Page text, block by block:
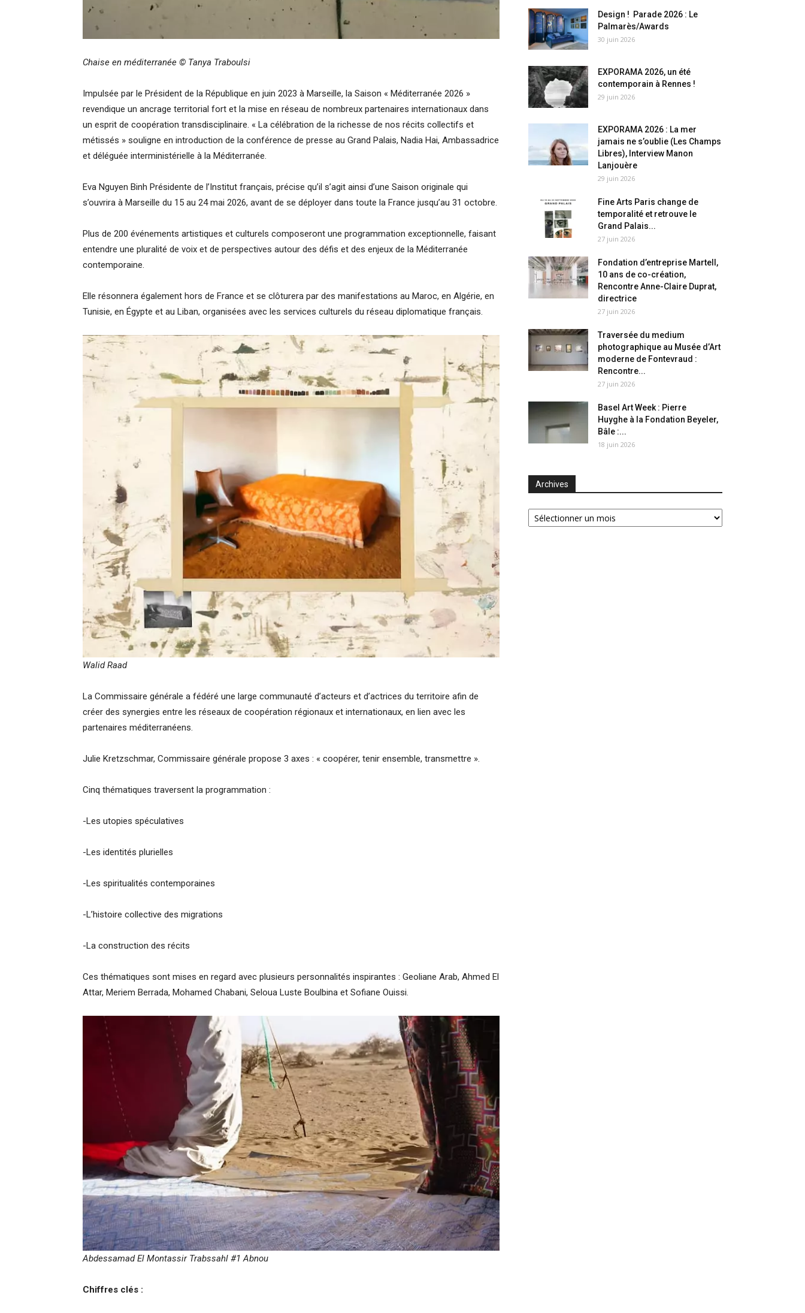
Chaise en méditerranée © Tanya Traboulsi
Impulsée par le Président de la République en juin 2023 à Marseille, la Saison « Méditerranée 2026 »
revendique un ancrage territorial fort et la mise en réseau de nombreux partenaires internationaux dans
un esprit de coopération transdisciplinaire. « La célébration de la richesse de nos récits collectifs et
métissés » souligne en introduction de la conférence de presse au Grand Palais, Nadia Hai, Ambassadrice
et déléguée interministérielle à la Méditerranée.
Eva Nguyen Binh Présidente de l’Institut français, précise qu’il s’agit ainsi d’une Saison originale qui
s’ouvrira à Marseille du 15 au 24 mai 2026, avant de se déployer dans toute la France jusqu’au 31 octobre.
Plus de 200 événements artistiques et culturels composeront une programmation exceptionnelle, faisant
entendre une pluralité de voix et de perspectives autour des défis et des enjeux de la Méditerranée
contemporaine.
Elle résonnera également hors de France et se clôturera par des manifestations au Maroc, en Algérie, en
Tunisie, en Égypte et au Liban, organisées avec les services culturels du réseau diplomatique français.
Walid Raad
La Commissaire générale a fédéré une large communauté d’acteurs et d’actrices du territoire afin de
créer des synergies entre les réseaux de coopération régionaux et internationaux, en lien avec les
partenaires méditerranéens.
Julie Kretzschmar, Commissaire générale propose 3 axes : « coopérer, tenir ensemble, transmettre ».
Cinq thématiques traversent la programmation :
-Les utopies spéculatives
-Les identités plurielles
-Les spiritualités contemporaines
-L’histoire collective des migrations
-La construction des récits
Ces thématiques sont mises en regard avec plusieurs personnalités inspirantes : Geoliane Arab, Ahmed El
Attar, Meriem Berrada, Mohamed Chabani, Seloua Luste Boulbina et Sofiane Ouissi.
Abdessamad El Montassir Trabssahl #1 Abnou
Chiffres clés :
Design ! Parade 2026 : Le
Palmarès/Awards
30 juin 2026
EXPORAMA 2026, un été
contemporain à Rennes !
29 juin 2026
EXPORAMA 2026 : La mer
jamais ne s’oublie (Les Champs
Libres), Interview Manon
Lanjouère
29 juin 2026
Fine Arts Paris change de
temporalité et retrouve le
Grand Palais...
27 juin 2026
Fondation d’entreprise Martell,
10 ans de co-création,
Rencontre Anne-Claire Duprat,
directrice
27 juin 2026
Traversée du medium
photographique au Musée d’Art
moderne de Fontevraud :
Rencontre...
27 juin 2026
Basel Art Week : Pierre
Huyghe à la Fondation Beyeler,
Bâle :...
18 juin 2026
Archives
Archives